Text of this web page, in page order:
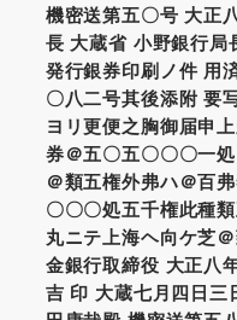
機密送第五〇号 大正
長 大蔵省 小野銀行局
発行銀券印刷ノ件 用
〇八二号其後添附 要
ヨリ更便之胸御届申
券＠五〇五〇〇〇一
＠類五権外弗ハ＠百
〇〇〇処五千権此種
丸ニテ上海ヘ向ケ芝
金銀行取締役 大正八
吉 印 大蔵七月四日三